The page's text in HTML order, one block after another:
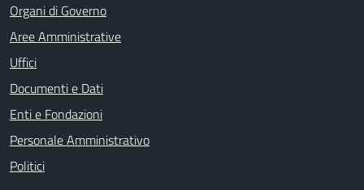
Organi di Governo
Aree Amministrative
Uffici
Documenti e Dati
Enti e Fondazioni
Personale Amministrativo
Politici